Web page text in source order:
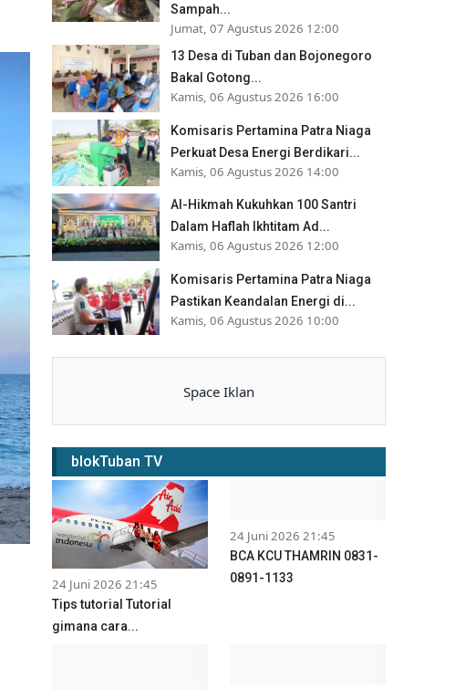
Sampah...
Jumat, 07 Agustus 2026 12:00
13 Desa di Tuban dan Bojonegoro
Bakal Gotong...
Kamis, 06 Agustus 2026 16:00
Komisaris Pertamina Patra Niaga
Perkuat Desa Energi Berdikari...
Kamis, 06 Agustus 2026 14:00
Al-Hikmah Kukuhkan 100 Santri
Dalam Haflah Ikhtitam Ad...
Kamis, 06 Agustus 2026 12:00
Komisaris Pertamina Patra Niaga
Pastikan Keandalan Energi di...
Kamis, 06 Agustus 2026 10:00
Space Iklan
blokTuban TV
24 Juni 2026 21:45
Tips tutorial Tutorial
gimana cara...
24 Juni 2026 21:45
BCA KCU THAMRIN 0831-
0891-1133